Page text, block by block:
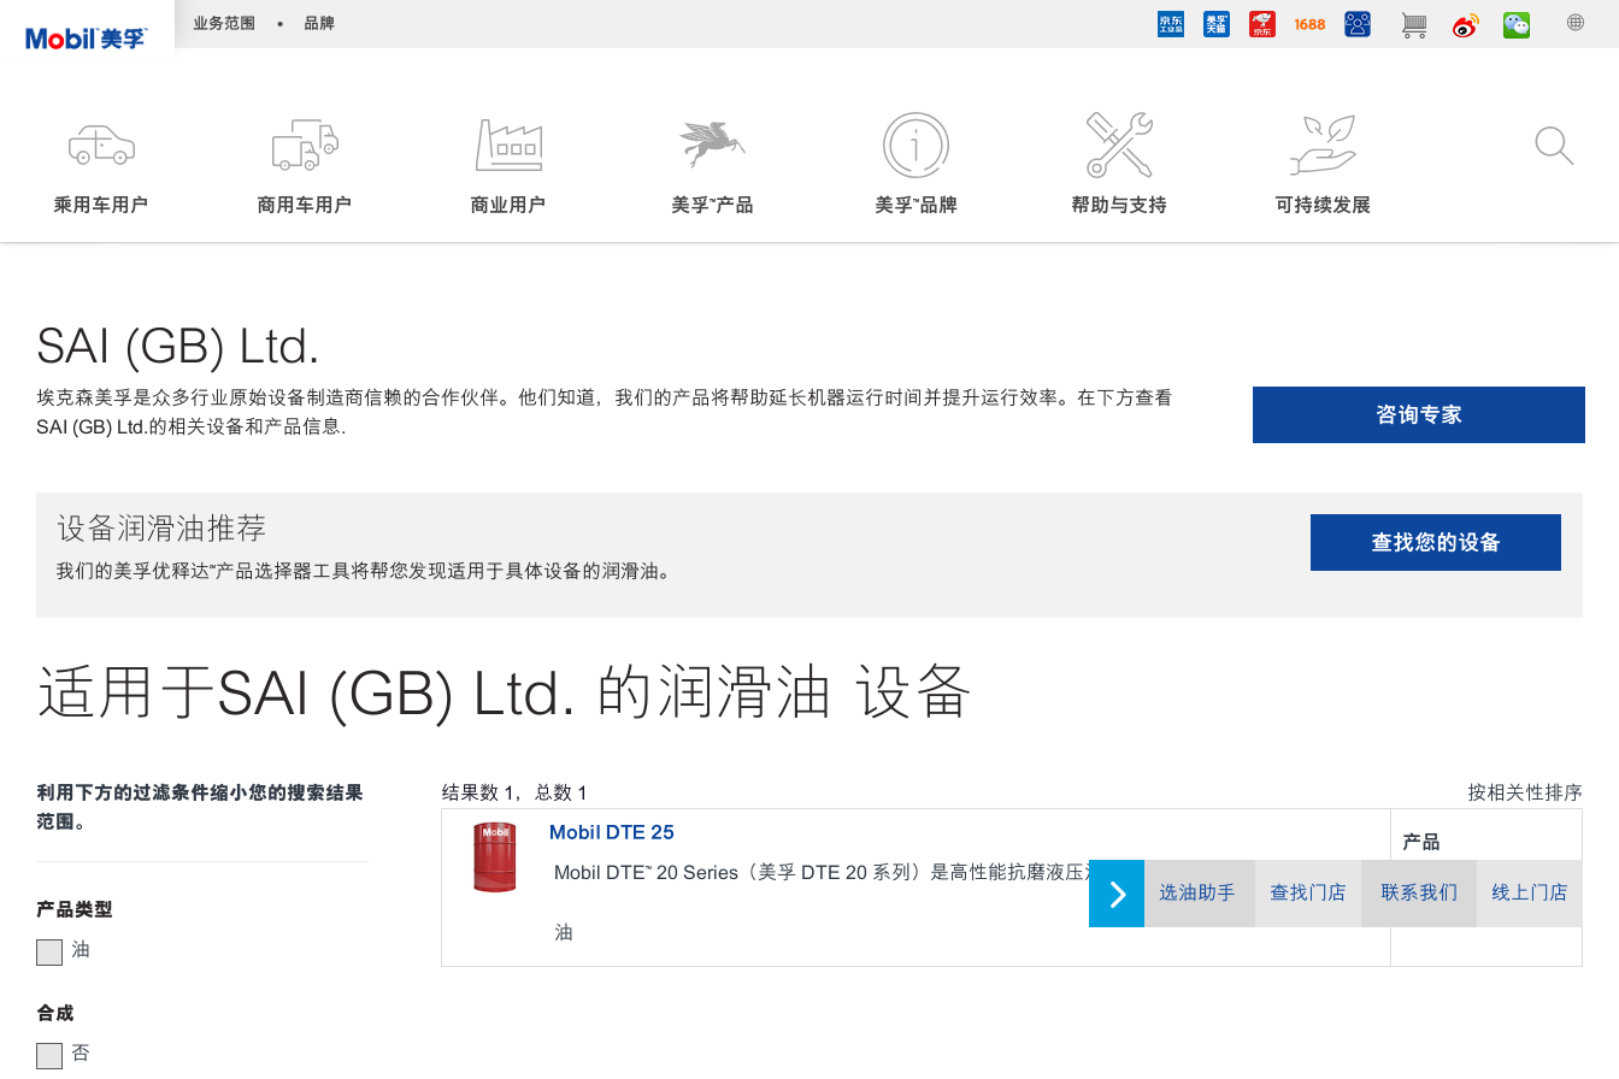
业务范围 • 品牌
乘用车用户 商用车用户 商业用户 美孚™产品 美孚™品牌 帮助与支持 可持续发展
选油助手 查找门店 联系我们 线上门店
SAI (GB) Ltd.
埃克森美孚是众多行业原始设备制造商信赖的合作伙伴。他们知道，我们的产品将帮助延长机器运行时间并提升运行效率。在下方查看
SAI (GB) Ltd.的相关设备和产品信息.
咨询专家
设备润滑油推荐
我们的美孚优释达℠产品选择器工具将帮您发现适用于具体设备的润滑油。
查找您的设备
适用于SAI (GB) Ltd. 的润滑油 设备
利用下方的过滤条件缩小您的搜索结果
范围。
产品类型
油
合成
否
结果数 1 ，总数 1 按相关性排序
Mobil DTE 25
Mobil DTE™ 20 Series（美孚 DTE 20 系列）是高性能抗磨液压油。
油
产品